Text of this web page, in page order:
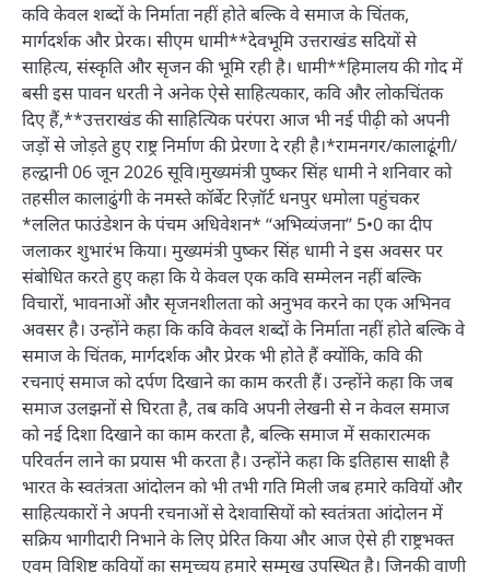
कवि केवल शब्दों के निर्माता नहीं होते बल्कि वे समाज के चिंतक,
मार्गदर्शक और प्रेरक। सीएम धामी**देवभूमि उत्तराखंड सदियों से
साहित्य, संस्कृति और सृजन की भूमि रही है। धामी**हिमालय की गोद में
बसी इस पावन धरती ने अनेक ऐसे साहित्यकार, कवि और लोकचिंतक
दिए हैं,**उत्तराखंड की साहित्यिक परंपरा आज भी नई पीढ़ी को अपनी
जड़ों से जोड़ते हुए राष्ट्र निर्माण की प्रेरणा दे रही है।*रामनगर/कालाढूंगी/
हल्द्वानी 06 जून 2026 सूवि।मुख्यमंत्री पुष्कर सिंह धामी ने शनिवार को
तहसील कालाढुंगी के नमस्ते कॉर्बेट रिज़ॉर्ट धनपुर धमोला पहुंचकर
*ललित फाउंडेशन के पंचम अधिवेशन* “अभिव्यंजना” 5•0 का दीप
जलाकर शुभारंभ किया। मुख्यमंत्री पुष्कर सिंह धामी ने इस अवसर पर
संबोधित करते हुए कहा कि ये केवल एक कवि सम्मेलन नहीं बल्कि
विचारों, भावनाओं और सृजनशीलता को अनुभव करने का एक अभिनव
अवसर है। उन्होंने कहा कि कवि केवल शब्दों के निर्माता नहीं होते बल्कि वे
समाज के चिंतक, मार्गदर्शक और प्रेरक भी होते हैं क्योंकि, कवि की
रचनाएं समाज को दर्पण दिखाने का काम करती हैं। उन्होंने कहा कि जब
समाज उलझनों से घिरता है, तब कवि अपनी लेखनी से न केवल समाज
को नई दिशा दिखाने का काम करता है, बल्कि समाज में सकारात्मक
परिवर्तन लाने का प्रयास भी करता है। उन्होंने कहा कि इतिहास साक्षी है
भारत के स्वतंत्रता आंदोलन को भी तभी गति मिली जब हमारे कवियों और
साहित्यकारों ने अपनी रचनाओं से देशवासियों को स्वतंत्रता आंदोलन में
सक्रिय भागीदारी निभाने के लिए प्रेरित किया और आज ऐसे ही राष्ट्रभक्त
एवम् विशिष्ट कवियों का समुच्चय हमारे सम्मुख उपस्थित है। जिनकी वाणी